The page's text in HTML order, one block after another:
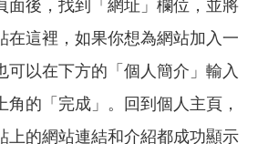
後，找到「網址」欄位，並將
在這裡，如果你想為網站加入一
可以在下方的「個人簡介」輸入
角的「完成」。回到個人主頁，
上的網站連結和介紹都成功顯示